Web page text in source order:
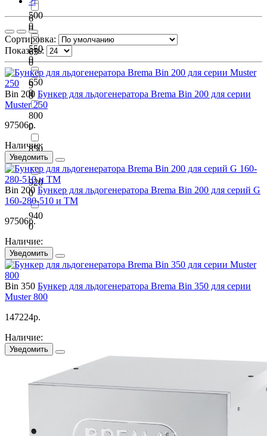
500
0
550
0
650
0
800
0
850
0
920
0
940
0
6
0
65
0
9
0
Сортировка:
Показать:
Bin 200 Бункер для льдогенератора Brema Bin 200 для серии
Muster 250
97506р.
Наличие:
Уведомить
Bin 200 Бункер для льдогенератора Brema Bin 200 для серий G
160-280-510 и TM
97506р.
Наличие:
Уведомить
Bin 350 Бункер для льдогенератора Brema Bin 350 для серии
Muster 800
147224р.
Наличие:
Уведомить